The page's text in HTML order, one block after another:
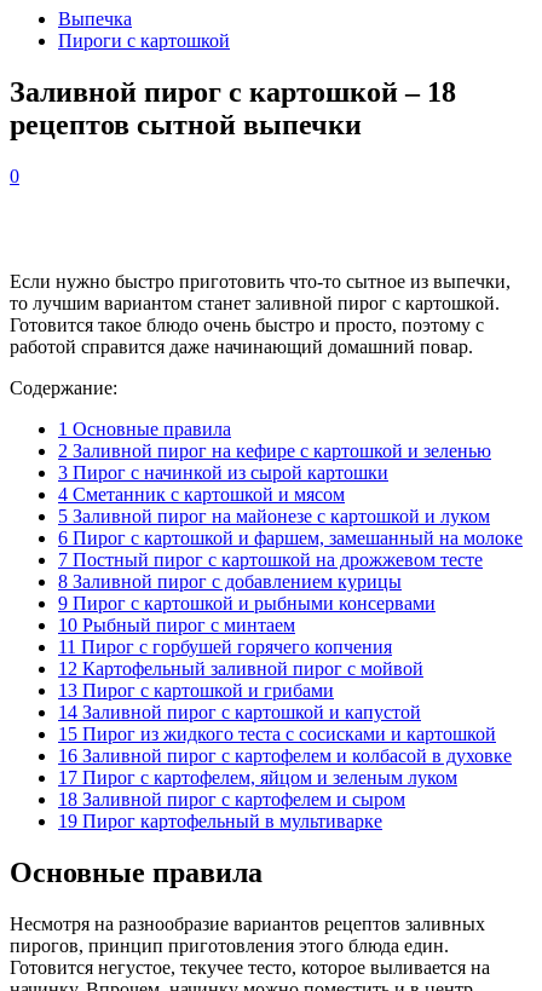
Выпечка
Пироги с картошкой
Заливной пирог с картошкой – 18
рецептов сытной выпечки
0
Если нужно быстро приготовить что-то сытное из выпечки,
то лучшим вариантом станет заливной пирог с картошкой.
Готовится такое блюдо очень быстро и просто, поэтому с
работой справится даже начинающий домашний повар.
Содержание:
1 Основные правила
2 Заливной пирог на кефире с картошкой и зеленью
3 Пирог с начинкой из сырой картошки
4 Сметанник с картошкой и мясом
5 Заливной пирог на майонезе с картошкой и луком
6 Пирог с картошкой и фаршем, замешанный на молоке
7 Постный пирог с картошкой на дрожжевом тесте
8 Заливной пирог с добавлением курицы
9 Пирог с картошкой и рыбными консервами
10 Рыбный пирог с минтаем
11 Пирог с горбушей горячего копчения
12 Картофельный заливной пирог с мойвой
13 Пирог с картошкой и грибами
14 Заливной пирог с картошкой и капустой
15 Пирог из жидкого теста с сосисками и картошкой
16 Заливной пирог с картофелем и колбасой в духовке
17 Пирог с картофелем, яйцом и зеленым луком
18 Заливной пирог с картофелем и сыром
19 Пирог картофельный в мультиварке
Основные правила
Несмотря на разнообразие вариантов рецептов заливных
пирогов, принцип приготовления этого блюда един.
Готовится негустое, текучее тесто, которое выливается на